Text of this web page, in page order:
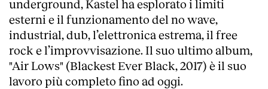
underground, Kastel ha esplorato i limiti
esterni e il funzionamento del no wave,
industrial, dub, l’elettronica estrema, il free
rock e l’improvvisazione. Il suo ultimo album,
"Air Lows" (Blackest Ever Black, 2017) è il suo
lavoro più completo fino ad oggi.